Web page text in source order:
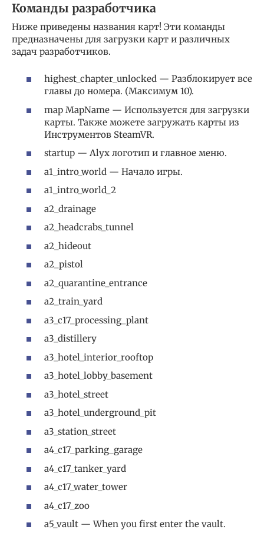
Команды разработчика
Ниже приведены названия карт! Эти команды
предназначены для загрузки карт и различных
задач разработчиков.
highest_chapter_unlocked — Разблокирует все
главы до номера. (Максимум 10).
map MapName — Используется для загрузки
карты. Также можете загружать карты из
Инструментов SteamVR.
startup — Alyx логотип и главное меню.
a1_intro_world — Начало игры.
a1_intro_world_2
a2_drainage
a2_headcrabs_tunnel
a2_hideout
a2_pistol
a2_quarantine_entrance
a2_train_yard
a3_c17_processing_plant
a3_distillery
a3_hotel_interior_rooftop
a3_hotel_lobby_basement
a3_hotel_street
a3_hotel_underground_pit
a3_station_street
a4_c17_parking_garage
a4_c17_tanker_yard
a4_c17_water_tower
a4_c17_zoo
a5_vault — When you first enter the vault.